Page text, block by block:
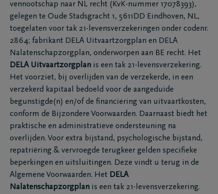
vennootschap naar NL recht (KvK-nummer 17078393),
gelegen te Oude Stadsgracht 1, 5611DD Eindhoven, NL,
toegelaten voor tak 21-levensverzekeringen onder codenr.
2864; fabrikant DELA Uitvaartzorgplan en DELA
Nalatenschapzorgplan, onderworpen aan BE recht. Het
DELA Uitvaartzorgplan is een tak 21-levensverzekering.
Het voorziet, bij overlijden van de verzekerde, in een
verzekerd kapitaal bedoeld voor de aangeduide
begunstigde(n) en/of de financiering van uitvaartkosten,
conform de Bijzondere Voorwaarden. Daarnaast biedt het
praktische en administratieve ondersteuning na
overlijden. Voor extra bijstand, psychologische bijstand,
repatriëring & vervroegde terugkeer gelden specifieke
beperkingen en uitsluitingen. Deze vindt u terug in de
Algemene Voorwaarden. Het DELA
Nalatenschapzorgplan is een tak 21-levensverzekering.